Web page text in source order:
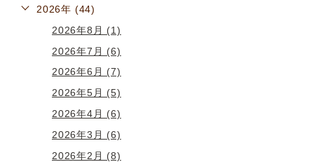
2026年 (44)
2026年8月 (1)
2026年7月 (6)
2026年6月 (7)
2026年5月 (5)
2026年4月 (6)
2026年3月 (6)
2026年2月 (8)